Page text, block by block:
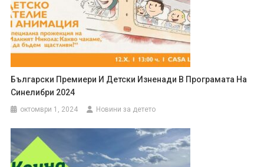
Български Премиери И Детски Изненади В Програмата На
Синелибри 2024
октомври 1, 2024 Новини за детето